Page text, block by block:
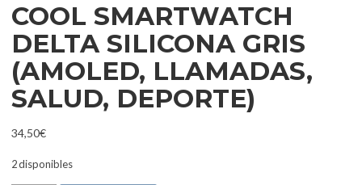
COOL SMARTWATCH
DELTA SILICONA GRIS
(AMOLED, LLAMADAS,
SALUD, DEPORTE)
34,50€
2 disponibles